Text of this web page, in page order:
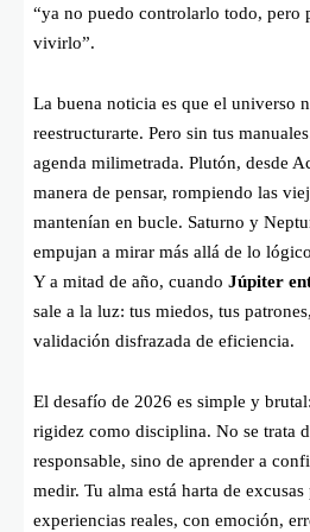
“ya no puedo controlarlo todo, pero
vivirlo”.
La buena noticia es que el universo
reestructurarte. Pero sin tus
agenda milimetrada. Plutón, desde
manera de pensar, rompiendo las
mantenían en bucle. Saturno y
empujan a mirar más allá de lo
Y a mitad de año, cuando Júpiter
sale a la luz: tus miedos, tus
validación disfrazada de eficiencia.
El desafío de 2026 es simple y
rigidez como disciplina. No se trata
responsable, sino de aprender a
medir. Tu alma está harta de
experiencias reales, con emoción,